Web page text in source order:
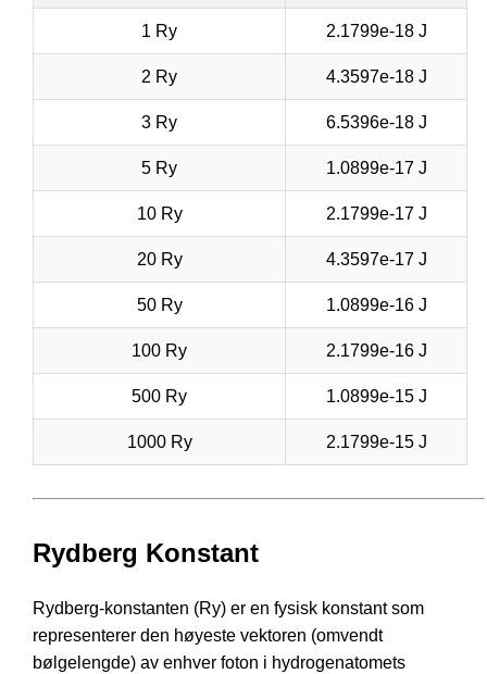
1 Ry 2.1799e-18 J
2 Ry 4.3597e-18 J
3 Ry 6.5396e-18 J
5 Ry 1.0899e-17 J
10 Ry 2.1799e-17 J
20 Ry 4.3597e-17 J
50 Ry 1.0899e-16 J
100 Ry 2.1799e-16 J
500 Ry 1.0899e-15 J
1000 Ry 2.1799e-15 J
Rydberg Konstant
Rydberg-konstanten (Ry) er en fysisk konstant som
representerer den høyeste vektoren (omvendt
bølgelengde) av enhver foton i hydrogenatomets